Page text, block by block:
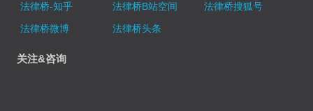
法律桥-知乎
法律桥B站空间
法律桥搜狐号
法律桥微博
法律桥头条
关注&咨询